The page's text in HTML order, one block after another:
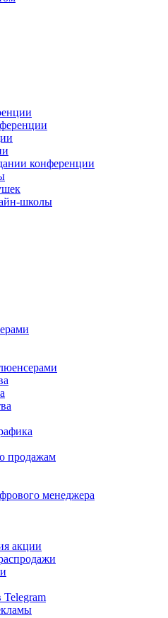
конференции
школы
продажам
менеджера
акции